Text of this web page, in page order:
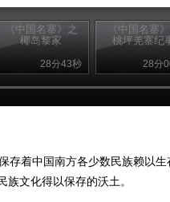
《中国名寨》之
椰岛黎家
28分43秒
《中国名寨
桃坪羌寨纪
28分
着中国南方各少数民族赖以生
文化得以保存的沃土。